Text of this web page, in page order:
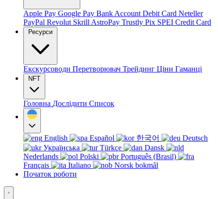
Apple Pay Google Pay Bank Account Debit Card Neteller
PayPal Revolut Skrill AstroPay Trustly Pix SPEI Credit Card
Ресурси
Екскурсоводи Перетворювач Трейдинг Ціни Гаманці
NFT
Головна Дослідити Список
English Español 한국어
Deutsch
Українська
Türkçe
Dansk
Nederlands
Polski
Português (Brasil)
Français
Italiano
Norsk bokmål
Початок роботи